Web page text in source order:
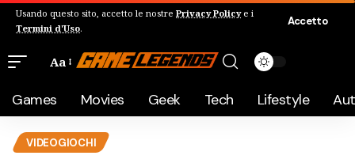
Usando questo sito, accetto le nostre Privacy Policye i
Termini d'Uso.
Accetto
Aa
Games Movies Geek Tech Lifestyle
VIDEOGIOCHI